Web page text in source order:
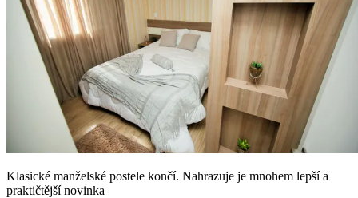
Klasické manželské postele končí. Nahrazuje je mnohem lepší a
praktičtější novinka